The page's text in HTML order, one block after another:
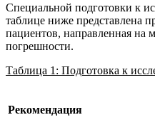
Специальной подготовки к
таблице ниже представлена
пациентов, направленная на
погрешности.
Таблица 1: Подготовка к
Рекомендация